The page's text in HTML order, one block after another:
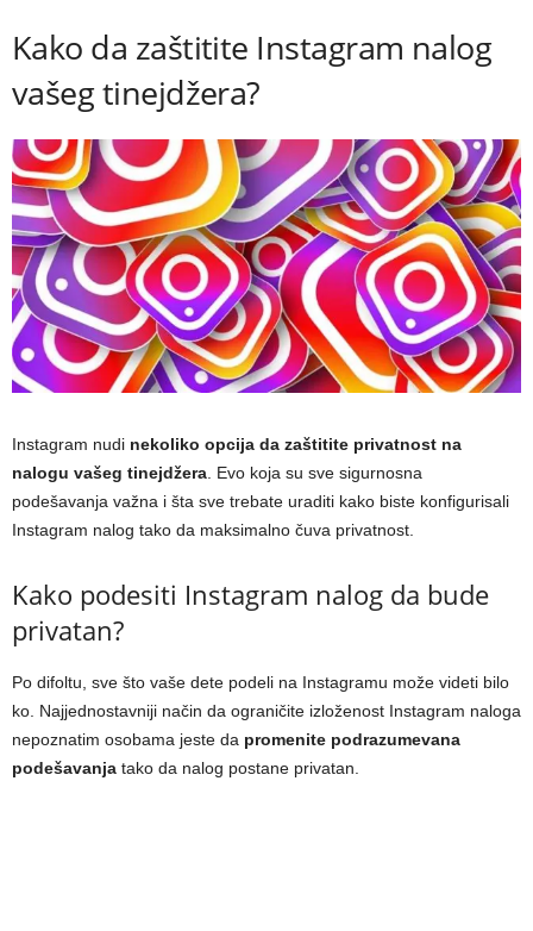
Kako da zaštitite Instagram nalog
vašeg tinejdžera?
Instagram nudi nekoliko opcija da zaštitite privatnost na
nalogu vašeg tinejdžera. Evo koja su sve sigurnosna
podešavanja važna i šta sve trebate uraditi kako biste konfigurisali
Instagram nalog tako da maksimalno čuva privatnost.
Kako podesiti Instagram nalog da bude
privatan?
Po difoltu, sve što vaše dete podeli na Instagramu može videti bilo
ko. Najjednostavniji način da ograničite izloženost Instagram naloga
nepoznatim osobama jeste da promenite podrazumevana
podešavanja tako da nalog postane privatan.